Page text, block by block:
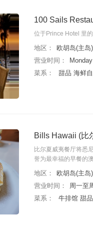
100 Sails
位于Prince Hotel 里
地区：
欧胡岛(主岛)
营业时间：
菜系：
甜品 海鲜
Bills Hawaii (比
比尔夏威夷餐厅将悉
誉为最幸福的早餐的
地区：
欧胡岛(主岛)
营业时间：
周一至
菜系：
牛排馆 甜